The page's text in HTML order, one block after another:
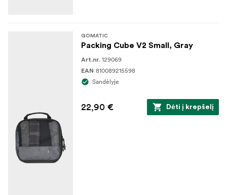
GOMATIC
Packing Cube V2 Small, Gray
Art.nr. 129069
EAN 810089215598
Sandėlyje
22,90 € Dėti į krepšelį